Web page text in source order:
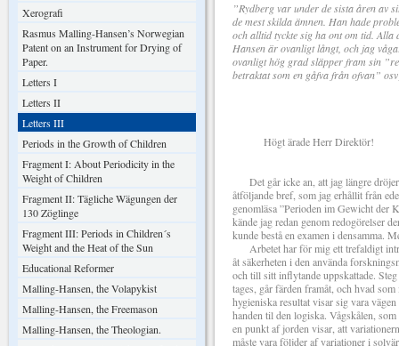
Xerografi
Rasmus Malling-Hansen’s Norwegian
Patent on an Instrument for Drying of
Paper.
Letters I
Letters II
Letters III
Periods in the Growth of Children
Fragment I: About Periodicity in the
Weight of Children
Fragment II: Tägliche Wägungen der
130 Zöglinge
Fragment III: Periods in Children´s
Weight and the Heat of the Sun
Educational Reformer
Malling-Hansen, the Volapykist
Malling-Hansen, the Freemason
Malling-Hansen, the Theologian.
”Rydberg var under de sista åren av
de mest skilda ämnen. Han hade
och alltid tyckte sig ha ont om tid.
Hansen är ovanligt långt, och jag
ovanligt hög grad släpper fram sin
betraktat som en gåfva från ofvan”
Högt ärade Herr Direktör!
Det går icke an, att jag längre dröjer
åtföljande bref, som jag erhållit från
genomläsa ”Perioden im Gewicht der
kände jag redan genom redogörelser
kunde bestå en examen i densamma.
Arbetet har för mig ett trefaldigt
åt säkerheten i den använda
och till sitt inflytande uppskattade.
tages, går färden framåt, och hvad
hygieniska resultat visar sig vara
handen til den logiska. Vågskålen,
en punkt af jorden visar, att
måste vara följder af variationer i